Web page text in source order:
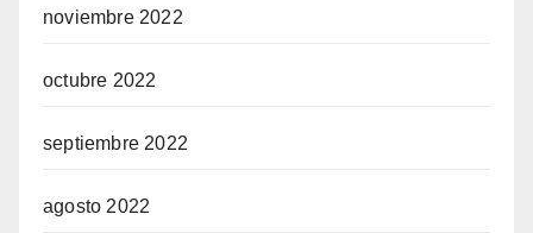
noviembre 2022
octubre 2022
septiembre 2022
agosto 2022